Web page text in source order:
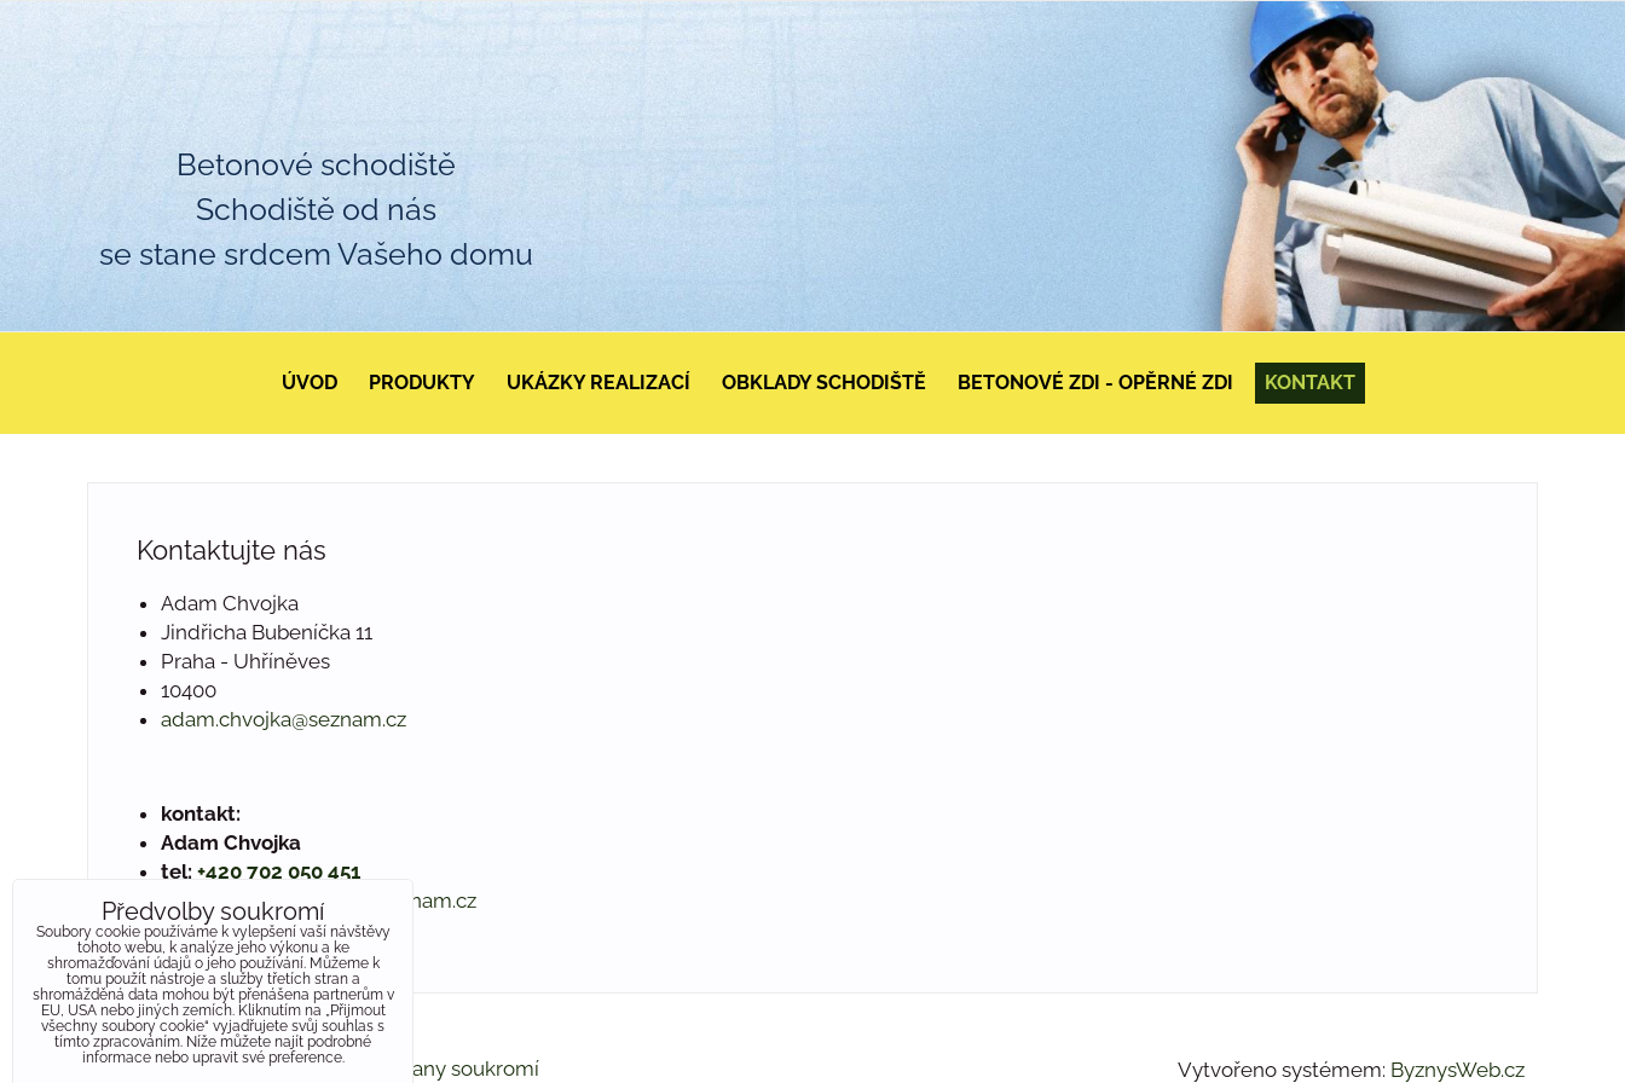
Betonové schodiště
Schodiště od nás
se stane srdcem Vašeho domu
ÚVOD PRODUKTY UKÁZKY REALIZACÍ OBKLADY SCHODIŠTĚ BETONOVÉ ZDI - OPĚRNÉ ZDI KONTAKT
Kontaktujte nás
Adam Chvojka
Jindřicha Bubeníčka 11
Praha - Uhříněves
10400
adam.chvojka@seznam.cz
kontakt:
Adam Chvojka
tel: +420 702 050 451
e-mail: adam.chvojka@seznam.cz
www.betonoveschody.eu
Předvolby soukromí Zásady ochrany soukromí Vytvořeno systémem: ByznysWeb.cz
Předvolby soukromí
Soubory cookie používáme k vylepšení vaší návštěvy
tohoto webu, k analýze jeho výkonu a ke
shromažďování údajů o jeho používání. Můžeme k
tomu použít nástroje a služby třetích stran a
shromážděná data mohou být přenášena partnerům v
EU, USA nebo jiných zemích. Kliknutím na „Přijmout
všechny soubory cookie“ vyjadřujete svůj souhlas s
tímto zpracováním. Níže můžete najít podrobné
informace nebo upravit své preference.